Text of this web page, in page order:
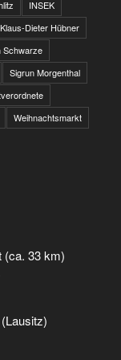
INSEK
Klaus-Dieter Hübner
Schwarze
Sigrun Morgenthal
Weihnachtsmarkt
(ca. 33 km)